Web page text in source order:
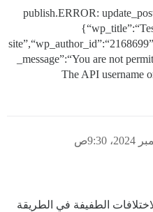
[2024-09-16 06:51:28] publish.ERROR:
_message”:“You are not
The API username
الطفيفة في الطريقة